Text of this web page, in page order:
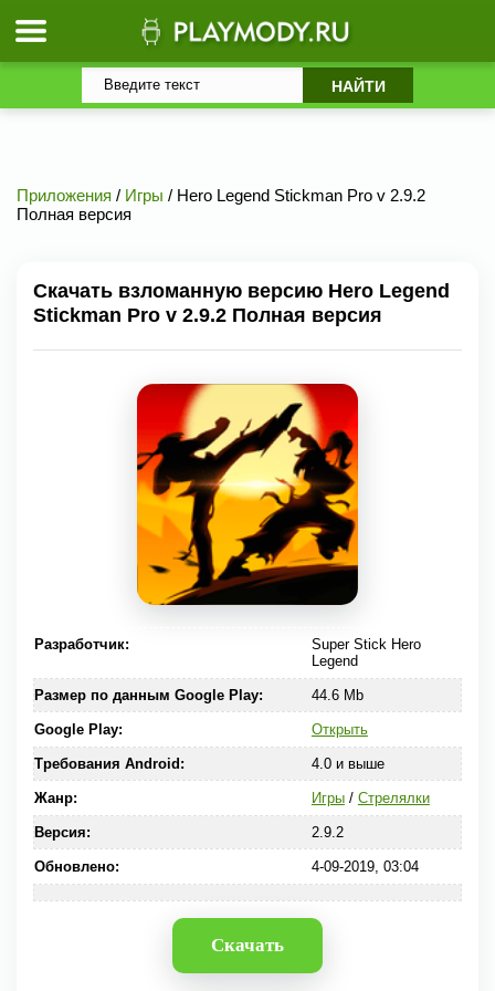
Приложения / Игры / Hero Legend Stickman Pro v 2.9.2
Полная версия
Скачать взломанную версию Hero Legend
Stickman Pro v 2.9.2 Полная версия
Разработчик:
Super Stick Hero
Legend
Размер по данным Google Play: 44.6 Mb
Google Play: Открыть
Требования Android: 4.0 и выше
Жанр: Игры/ Стрелялки
Версия: 2.9.2
Обновлено: 4-09-2019, 03:04
Скачать